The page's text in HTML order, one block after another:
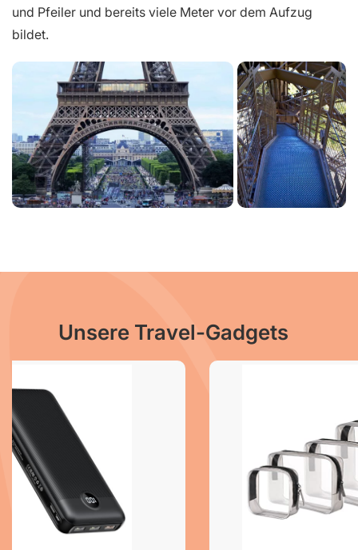
und Pfeiler und bereits viele Meter vor dem Aufzug
bildet.
Unsere Travel-Gadgets